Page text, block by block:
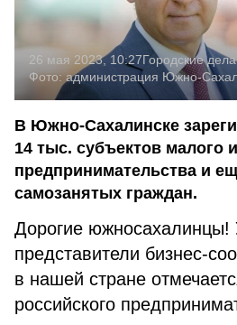
26 мая 2023, 10:27Городские дела
Фото:администрация Южно-
В Южно-Сахалинске
14 тыс. субъектов малого
предпринимательства и
самозанятых граждан.
Дорогие
представители бизнес-
в нашей стране
российского